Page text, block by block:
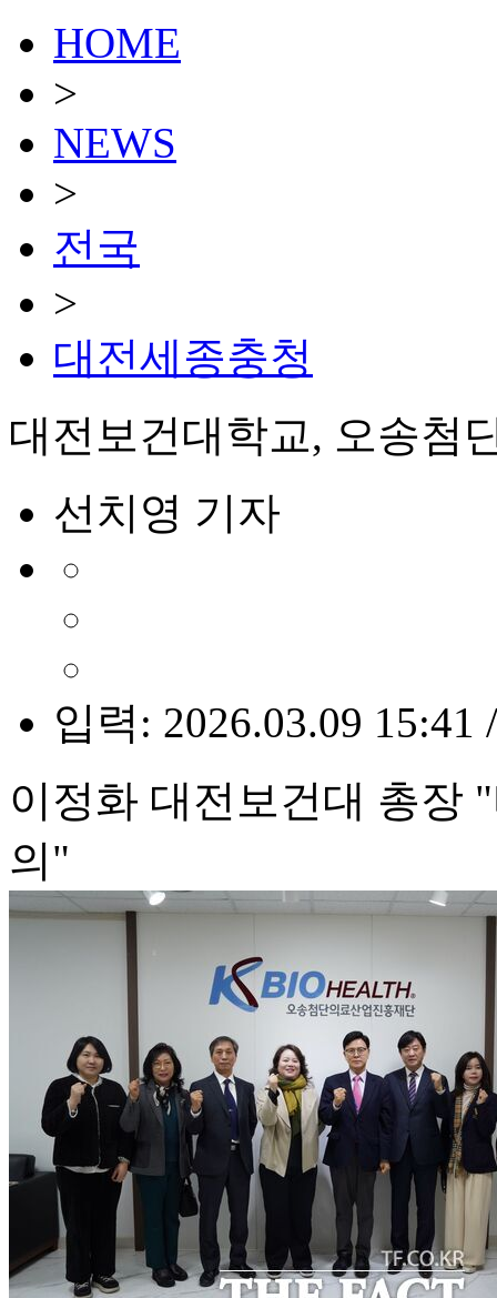
HOME
>
NEWS
>
전국
>
대전세종충청
대전보건대학교, 오송첨
선치영 기자
입력: 2026.03.09 15:41
이정화 대전보건대 총장
의"